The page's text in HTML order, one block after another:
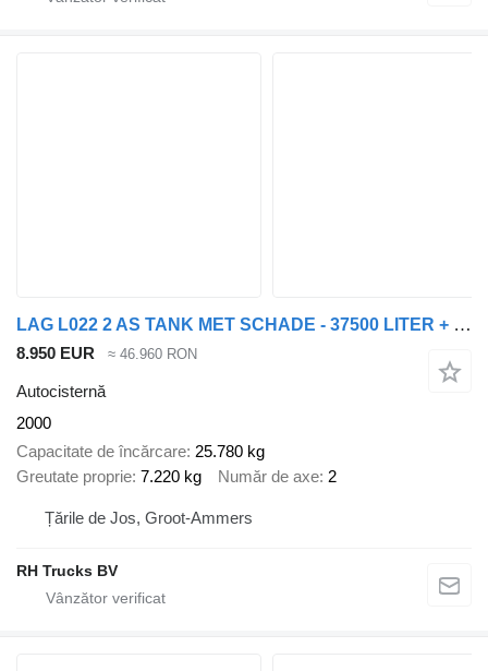
LAG L022 2 AS TANK MET SCHADE - 37500 LITER + SLANG & POMPEN
8.950 EUR ≈ 46.960 RON
Autocisternă
2000
Capacitate de încărcare 25.780 kg
Greutate proprie 7.220 kg Număr de axe 2
Țările de Jos, Groot-Ammers
RH Trucks BV